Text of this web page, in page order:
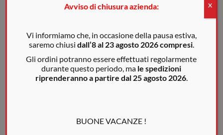
eleifend ac congue consectetur, congue eget mauris. Nunc dui velit,
lorem ut, gravida fringilla odio. Fusce pharetra vulputate ligula sit amet
suscipit.
Avviso di chiusura azienda:
Vi informiamo che, in occasione della pausa estiva,
saremo chiusi dall’8 al 23 agosto 2026 compresi.
Gli ordini potranno essere effettuati regolarmente
durante questo periodo, ma le spedizioni
riprenderanno a partire dal 25 agosto 2026.
BUONE VACANZE !
X